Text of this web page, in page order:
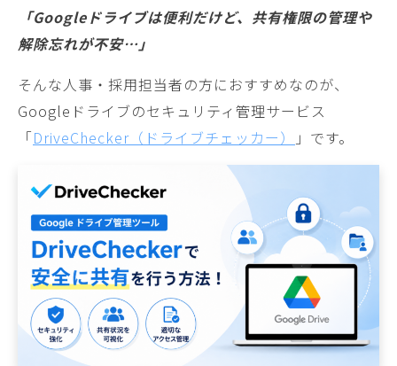
「Googleドライブは便利だけど、共有権限の管理や
解除忘れが不安…」
そんな人事・採用担当者の方におすすめなのが、
Googleドライブのセキュリティ管理サービス
「DriveChecker（ドライブチェッカー） 」です。